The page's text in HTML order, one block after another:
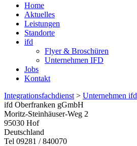
Home
Aktuelles
Leistungen
Standorte
ifd
Flyer & Broschüren
Unternehmen IFD
Jobs
Kontakt
Integrationsfachdienst > Unternehmen ifd
ifd Oberfranken gGmbH
Moritz-Steinhäuser-Weg 2
95030 Hof
Deutschland
Tel 09281 / 840070